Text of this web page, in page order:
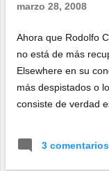
marzo 28, 2008
Ahora que Rodolfo
no está de más
Elsewhere en su
más despistados o
consiste de verdad
conseguimos algún
3 comentarios